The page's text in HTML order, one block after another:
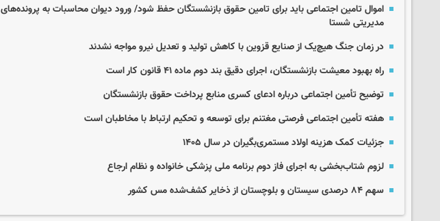
اموال تامین اجتماعی باید برای تامین حقوق بازنشستگان حفظ شود/ ورود دیوان محاسبات به پرونده‌های
مدیریتی شستا
در زمان جنگ هیچ‌یک از صنایع قزوین با کاهش تولید و تعدیل نیرو مواجه نشدند
راه بهبود معیشت بازنشستگان، اجرای دقیق بند دوم ماده ۴۱ قانون کار است
توضیح تأمین اجتماعی درباره ادعای کسری منابع پرداخت حقوق بازنشستگان
هفته تأمین اجتماعی فرصتی مغتنم برای توسعه و تحکیم ارتباط با مخاطبان است
جزئیات کمک‌ هزینه اولاد مستمری‌بگیران در سال ۱۴۰۵
لزوم شتاب‌بخشی به اجرای فاز دوم برنامه ملی پزشکی خانواده و نظام ارجاع
سهم ۸۴ درصدی سیستان و بلوچستان از ذخایر کشف‌شده مس کشور